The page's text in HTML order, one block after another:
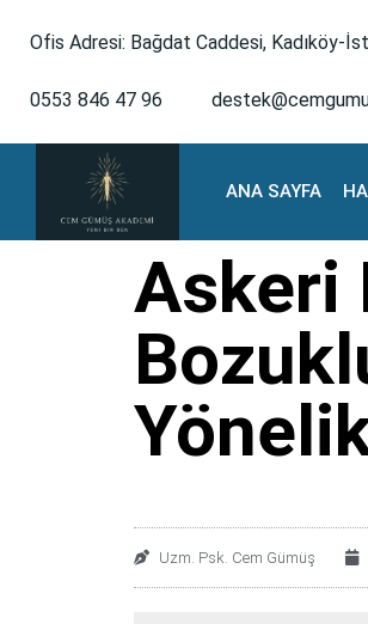
Ofis Adresi: Bağdat Caddesi, Kadıköy-
0553 846 47 96
ANA SAYFA
Askeri
Uzm. Psk. Cem Gümüş